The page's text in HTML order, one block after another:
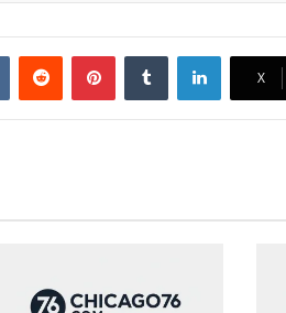
‫X
لينكدإن ‏Tumblr بينتيريست ‏Reddit